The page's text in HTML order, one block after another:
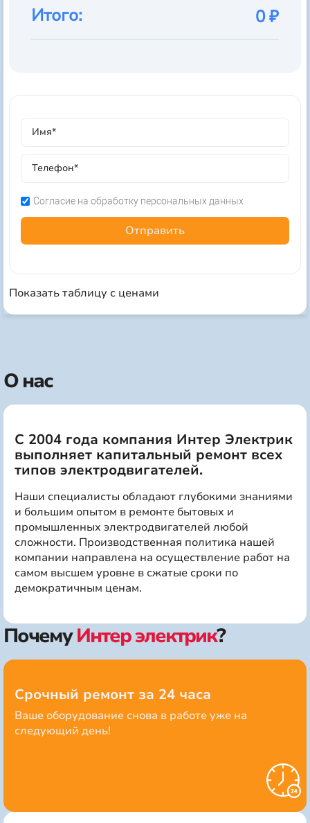
Итого: 0 ₽
Отправить
Согласие на обработку персональных данных
Показать таблицу с ценами
О нас
С 2004 года компания Интер Электрик
выполняет капитальный ремонт всех
типов электродвигателей.
Наши специалисты обладают глубокими знаниями
и большим опытом в ремонте бытовых и
промышленных электродвигателей любой
сложности. Производственная политика нашей
компании направлена на осуществление работ на
самом высшем уровне в сжатые сроки по
демократичным ценам.
ПочемуИнтер электрик?
Срочный ремонт за 24 часа
Ваше оборудование снова в работе уже на
следующий день!